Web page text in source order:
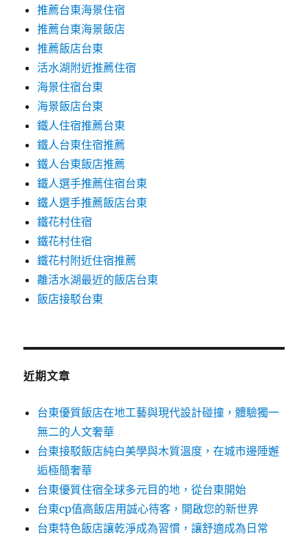
推薦台東海景住宿
推薦台東海景飯店
推薦飯店台東
活水湖附近推薦住宿
海景住宿台東
海景飯店台東
鐵人住宿推薦台東
鐵人台東住宿推薦
鐵人台東飯店推薦
鐵人選手推薦住宿台東
鐵人選手推薦飯店台東
鐵花村住宿
鐵花村住宿
鐵花村附近住宿推薦
離活水湖最近的飯店台東
飯店接駁台東
近期文章
台東優質飯店在地工藝與現代設計碰撞，體驗獨一
無二的人文奢華
台東接駁飯店純白美學與木質溫度，在城市邊陲邂
逅極簡奢華
台東優質住宿全球多元目的地，從台東開始
台東cp值高飯店用誠心待客，開啟您的新世界
台東特色飯店讓乾淨成為習慣，讓舒適成為日常